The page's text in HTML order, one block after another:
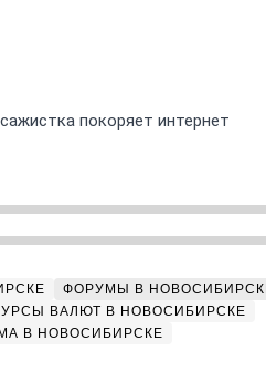
покоряет интернет
ФОРУМЫ В
ВАЛЮТ В НОВОСИБИРСКЕ
В НОВОСИБИРСКЕ